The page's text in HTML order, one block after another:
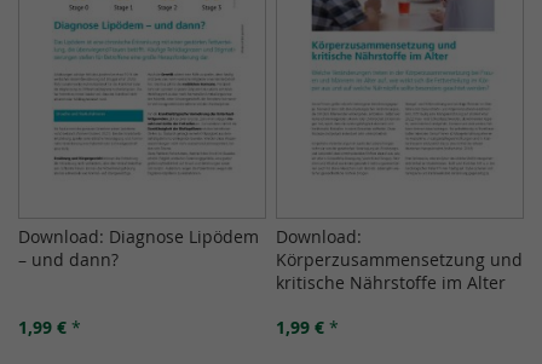
Download: Diagnose Lipödem
– und dann?
1,99 € *
Download:
Körperzusammensetzung und
kritische Nährstoffe im Alter
1,99 € *